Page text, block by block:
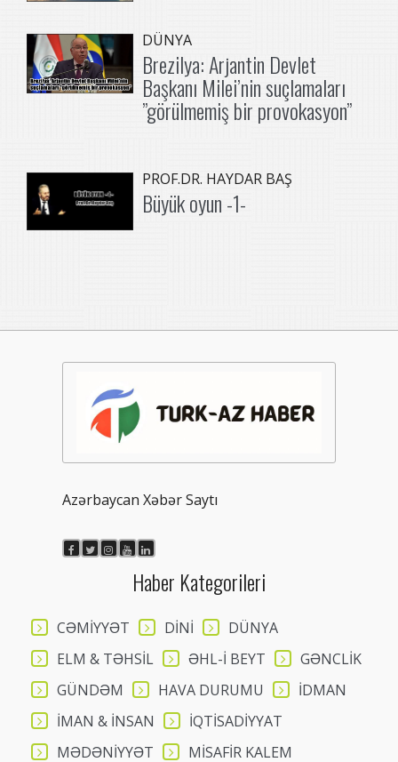
DÜNYA
Brezilya: Arjantin Devlet
Başkanı Milei’nin suçlamaları
”görülmemiş bir provokasyon”
PROF.DR. HAYDAR BAŞ
Büyük oyun -1-
Azərbaycan Xəbər Saytı
Haber Kategorileri
CƏMİYYƏT DİNİ
DÜNYA
ELM & TƏHSİL
ƏHL-İ BEYT
GƏNCLİK
GÜNDƏM
HAVA DURUMU
İDMAN
İMAN & İNSAN
İQTİSADİYYAT
MƏDƏNİYYƏT
MİSAFİR KALEM